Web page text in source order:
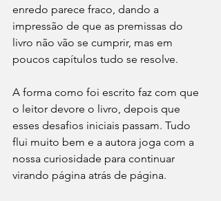
enredo parece fraco, dando a
impressão de que as premissas do
livro não vão se cumprir, mas em
poucos capítulos tudo se resolve.
A forma como foi escrito faz com que
o leitor devore o livro, depois que
esses desafios iniciais passam. Tudo
flui muito bem e a autora joga com a
nossa curiosidade para continuar
virando página atrás de página.